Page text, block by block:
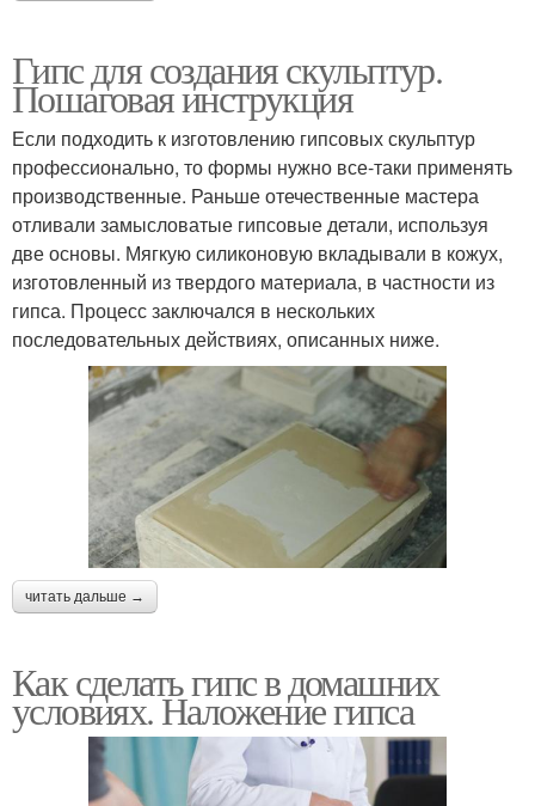
Гипс для создания скульптур.
Пошаговая инструкция
Если подходить к изготовлению гипсовых скульптур
профессионально, то формы нужно все-таки применять
производственные. Раньше отечественные мастера
отливали замысловатые гипсовые детали, используя
две основы. Мягкую силиконовую вкладывали в кожух,
изготовленный из твердого материала, в частности из
гипса. Процесс заключался в нескольких
последовательных действиях, описанных ниже.
читать дальше →
Как сделать гипс в домашних
условиях. Наложение гипса